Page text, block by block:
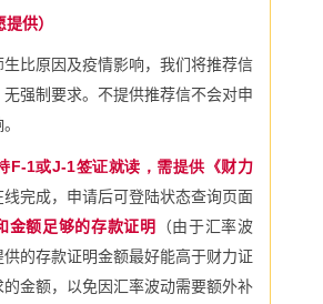
供）
生比原因及疫情影响，我们将推荐信
强制要求。不提供推荐信不会对申
F-1或J-1签证就读，需提供《财力
线完成，申请后可登陆状态查询页面
金额足够的存款证明
（由于汇率波
的存款证明金额最好能高于财力证
的金额，以免因汇率波动需要额外补